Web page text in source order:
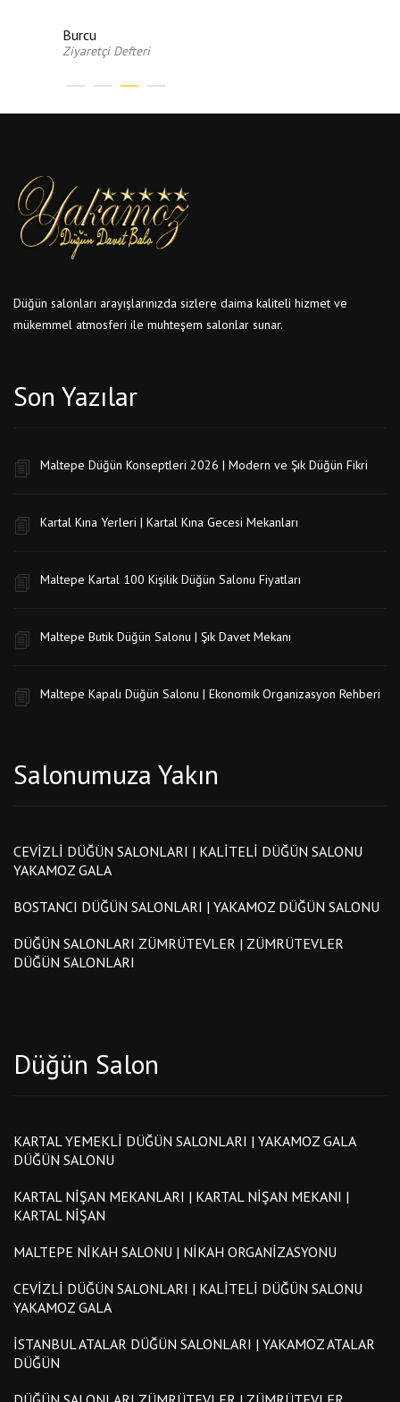
Burcu
Ziyaretçi Defteri
Düğün salonları arayışlarınızda sizlere daima kaliteli hizmet ve
mükemmel atmosferi ile muhteşem salonlar sunar.
Son Yazılar
Maltepe Düğün Konseptleri 2026 | Modern ve Şık Düğün Fikri
Kartal Kına Yerleri | Kartal Kına Gecesi Mekanları
Maltepe Kartal 100 Kişilik Düğün Salonu Fiyatları
Maltepe Butik Düğün Salonu | Şık Davet Mekanı
Maltepe Kapalı Düğün Salonu | Ekonomik Organizasyon Rehberi
Salonumuza Yakın
CEVIZLI DÜĞÜN SALONLARI | KALITELI DÜĞÜN SALONU
YAKAMOZ GALA
BOSTANCI DÜĞÜN SALONLARI | YAKAMOZ DÜĞÜN SALONU
DÜĞÜN SALONLARI ZÜMRÜTEVLER | ZÜMRÜTEVLER
DÜĞÜN SALONLARI
Düğün Salon
KARTAL YEMEKLI DÜĞÜN SALONLARI | YAKAMOZ GALA
DÜĞÜN SALONU
KARTAL NIŞAN MEKANLARI | KARTAL NIŞAN MEKANI |
KARTAL NIŞAN
MALTEPE NIKAH SALONU | NIKAH ORGANIZASYONU
CEVIZLI DÜĞÜN SALONLARI | KALITELI DÜĞÜN SALONU
YAKAMOZ GALA
İSTANBUL ATALAR DÜĞÜN SALONLARI | YAKAMOZ ATALAR
DÜĞÜN